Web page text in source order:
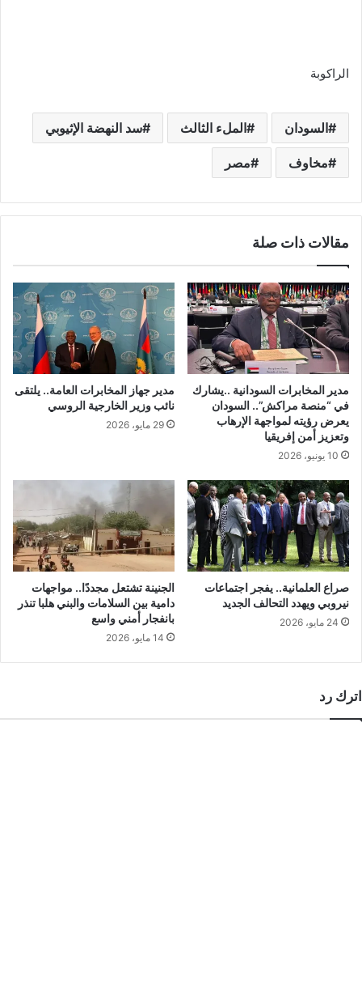
الراكوبة
السودان الملء الثالث سد النهضة الإثيوبي
مخاوف مصر
مقالات ذات صلة
مدير المخابرات السودانية ..يشارك
في “منصة مراكش”.. السودان
يعرض رؤيته لمواجهة الإرهاب
وتعزيز أمن إفريقيا
10 يونيو، 2026
مدير جهاز المخابرات العامة.. يلتقى
نائب وزير الخارجية الروسي
29 مايو، 2026
صراع العلمانية.. يفجر اجتماعات
نيروبي ويهدد التحالف الجديد
24 مايو، 2026
الجنينة تشتعل مجددًا.. مواجهات
دامية بين السلامات والبني هلبا تنذر
بانفجار أمني واسع
14 مايو، 2026
اترك رد